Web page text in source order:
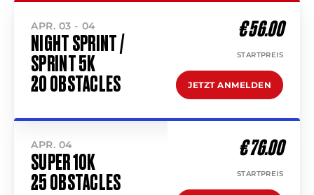
APR. 03 - 04
NIGHT SPRINT /
SPRINT 5K
20 OBSTACLES
€ 56.00
STARTPREIS
JETZT ANMELDEN
APR. 04
SUPER 10K
25 OBSTACLES
€ 76.00
STARTPREIS